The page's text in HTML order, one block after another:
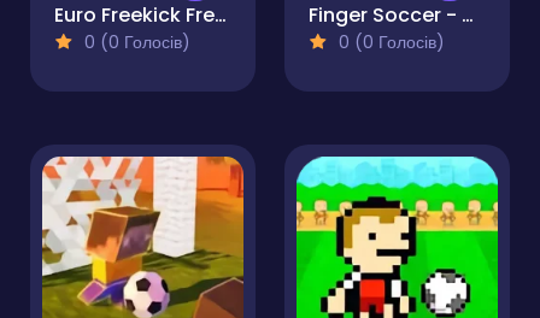
Euro Freekick Frenzy
0 (0 Голосів)
Finger Soccer - World Cup 2022
0 (0 Голосів)